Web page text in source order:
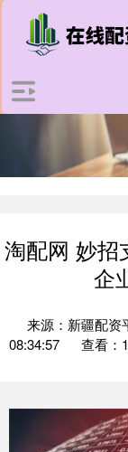
淘配网 妙招
企
来源：新疆配资
08:34:57
查看：